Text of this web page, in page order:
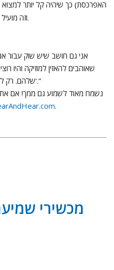
האפרכסת) כך שיהיה קל יותר
וזה מועיל מכיוון שזה שומר על הכל במקום.
שאוהבים להאזין למוזיקה והיו
שלהם. רק להאזנה למוזיקה ולא כ’מכשיר שמיעה’.”
נשמח מאוד לשמוע גם ממך! אם
.